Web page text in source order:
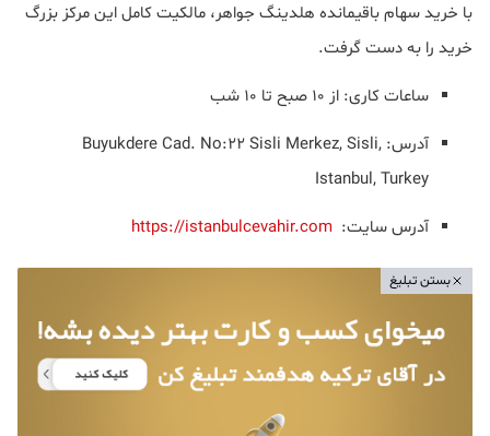
با خرید سهام باقیمانده هلدینگ جواهر، مالکیت کامل این مرکز بزرگ
خرید را به دست گرفت.
ساعات کاری: از 10 صبح تا 10 شب
آدرس: Buyukdere Cad. No:22 Sisli Merkez, Sisli,
Istanbul, Turkey
آدرس سایت: https://istanbulcevahir.com
بستن تبلیغ